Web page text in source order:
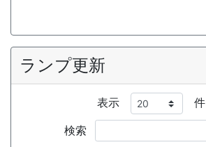
ランプ更新
表示 件
検索